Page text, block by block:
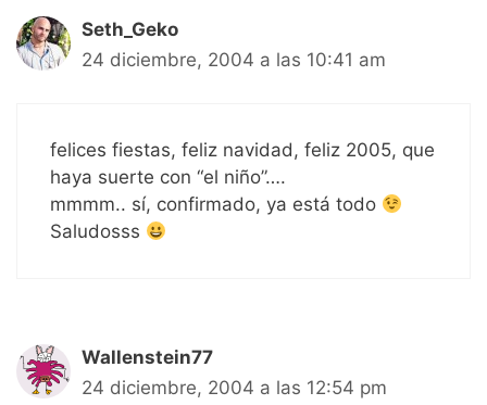
Seth_Geko
24 diciembre, 2004 a las 10:41 am
felices fiestas, feliz navidad, feliz 2005, que
haya suerte con “el niño”….
mmmm.. sí, confirmado, ya está todo
Saludosss
Wallenstein77
24 diciembre, 2004 a las 12:54 pm